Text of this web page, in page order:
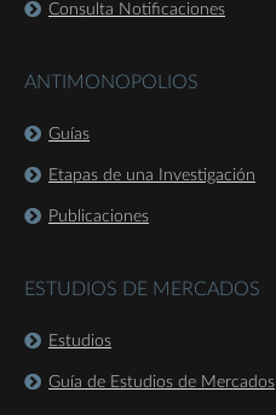
Consulta Notificaciones
ANTIMONOPOLIOS
Guías
Etapas de una Investigación
Publicaciones
ESTUDIOS DE MERCADOS
Estudios
Guía de Estudios de Mercados